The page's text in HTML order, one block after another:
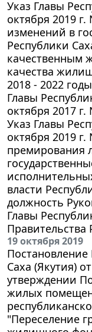
Указ Главы
октября 2019
изменений в
Республики
качественным
качества
2018 - 2022
Главы
октября 2017 г.
Указ Главы
октября 2019
премирования
власти
должность
Главы
Правительства
19 октября 2019
Постановление
Саха (Якутия)
утверждении
жилых
"Переселение